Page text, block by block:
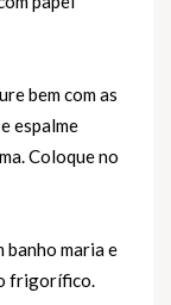
bem com as
espalme
Coloque no
maria e
frigorífico.